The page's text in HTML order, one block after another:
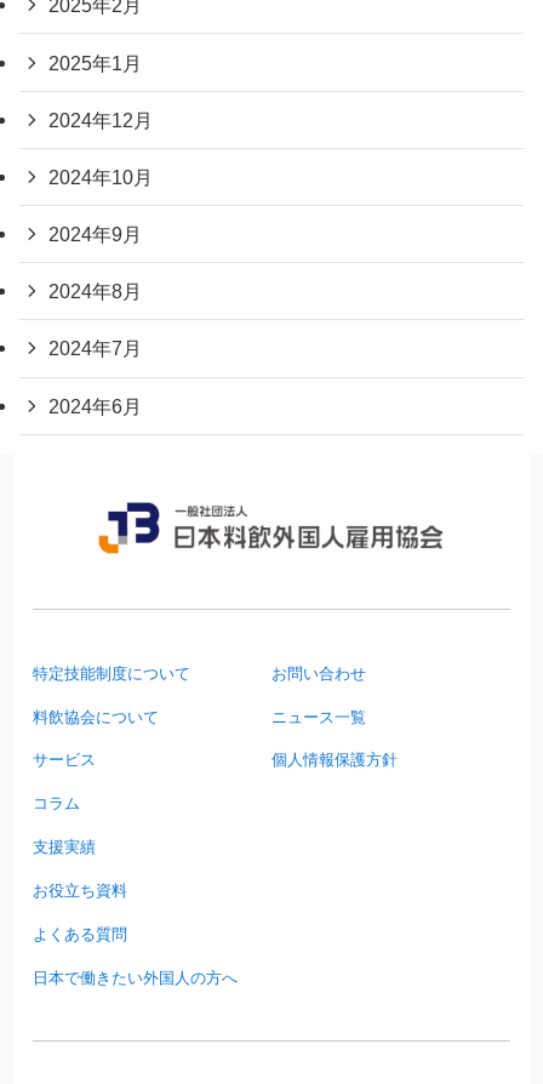
2025年2月
2025年1月
2024年12月
2024年10月
2024年9月
2024年8月
2024年7月
2024年6月
特定技能制度について
料飲協会について
サービス
コラム
支援実績
お役立ち資料
よくある質問
日本で働きたい外国人の方へ
お問い合わせ
ニュース一覧
個人情報保護方針